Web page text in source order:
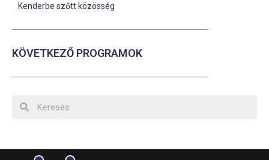
Kenderbe szőtt közösség
KÖVETKEZŐ PROGRAMOK